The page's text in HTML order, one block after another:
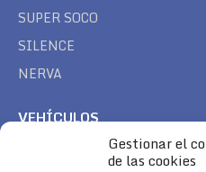
Gestionar el
de las cookies
SUPER SOCO
SILENCE
NERVA
VEHÍCULOS